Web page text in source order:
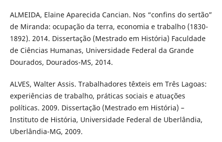
ALMEIDA, Elaine Aparecida Cancian. Nos “confins do sertão”
de Miranda: ocupação da terra, economia e trabalho (1830-
1892). 2014. Dissertação (Mestrado em História) Faculdade
de Ciências Humanas, Universidade Federal da Grande
Dourados, Dourados-MS, 2014.
ALVES, Walter Assis. Trabalhadores têxteis em Três Lagoas:
experiências de trabalho, práticas sociais e atuações
políticas. 2009. Dissertação (Mestrado em História) –
Instituto de História, Universidade Federal de Uberlândia,
Uberlândia-MG, 2009.